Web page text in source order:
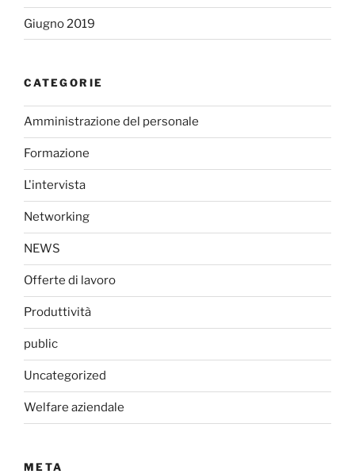
Giugno 2019
CATEGORIE
Amministrazione del personale
Formazione
L'intervista
Networking
NEWS
Offerte di lavoro
Produttività
public
Uncategorized
Welfare aziendale
META